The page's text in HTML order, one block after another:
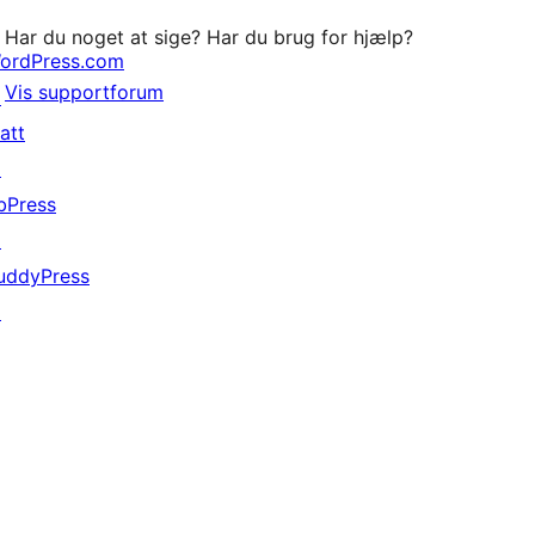
Har du noget at sige? Har du brug for hjælp?
Vis supportforum